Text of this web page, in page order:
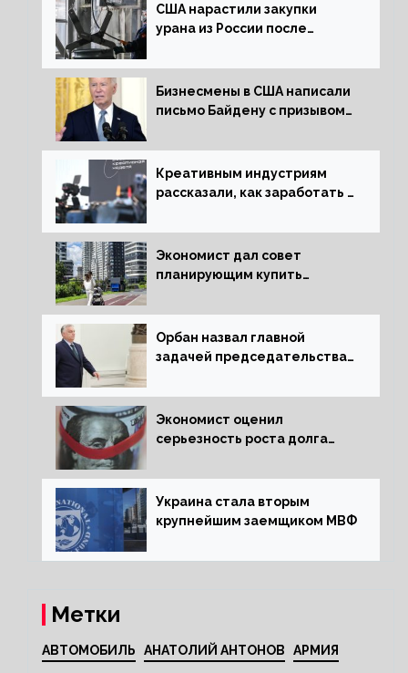
США нарастили закупки
урана из России после
Бизнесмены в США написали
письмо Байдену с призывом
Креативным индустриям
рассказали, как заработать 2
экономики
Экономист дал совет
планирующим купить
Орбан назвал главной
задачей председательства
за мир
Экономист оценил
серьезность роста долга
Украина стала вторым
крупнейшим заемщиком МВФ
Метки
АВТОМОБИЛЬ АНАТОЛИЙ АНТОНОВ АРМИЯ